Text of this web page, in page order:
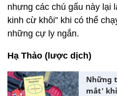
nhưng các chú gấu này lại
kinh cừ khôi” khi có thể
những cự ly ngắn.
Hạ Thảo (lược dịch)
Những
mắt'